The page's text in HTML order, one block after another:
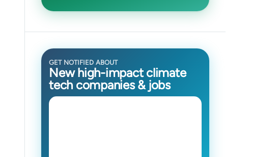
GET NOTIFIED ABOUT
New high-impact climate
tech companies & jobs